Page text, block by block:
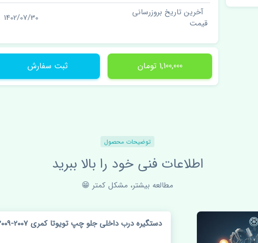
آخرین تاریخ بروزرسانی
قیمت
1402/07/30
1,100,000 تومان ثبت سفارش
توضیحات محصول
اطلاعات فنی خود را بالا ببرید
مطالعه بیشتر، مشکل کمتر 😁
دستگیره درب داخلی جلو چپ تویوتا کمری 2007-2009 چین